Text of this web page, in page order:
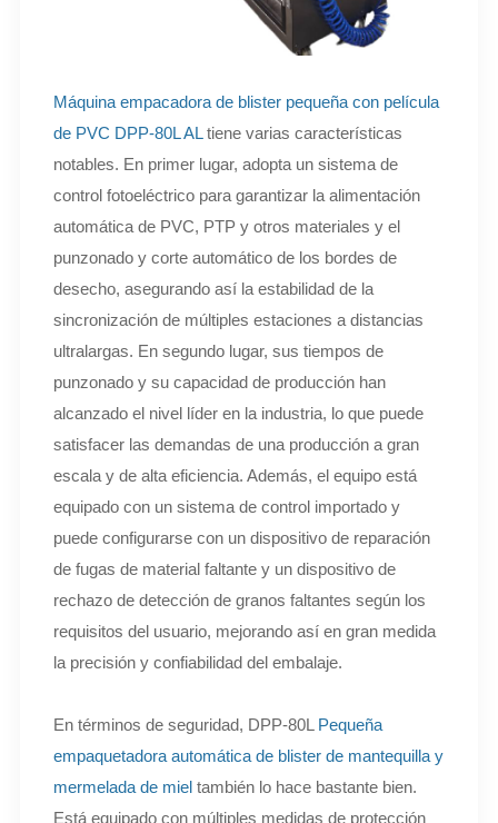
Máquina empacadora de blister pequeña con película
de PVC DPP-80L ALtiene varias características
notables. En primer lugar, adopta un sistema de
control fotoeléctrico para garantizar la alimentación
automática de PVC, PTP y otros materiales y el
punzonado y corte automático de los bordes de
desecho, asegurando así la estabilidad de la
sincronización de múltiples estaciones a distancias
ultralargas. En segundo lugar, sus tiempos de
punzonado y su capacidad de producción han
alcanzado el nivel líder en la industria, lo que puede
satisfacer las demandas de una producción a gran
escala y de alta eficiencia. Además, el equipo está
equipado con un sistema de control importado y
puede configurarse con un dispositivo de reparación
de fugas de material faltante y un dispositivo de
rechazo de detección de granos faltantes según los
requisitos del usuario, mejorando así en gran medida
la precisión y confiabilidad del embalaje.
En términos de seguridad, DPP-80L Pequeña
empaquetadora automática de blister de mantequilla y
mermelada de mieltambién lo hace bastante bien.
Está equipado con múltiples medidas de protección